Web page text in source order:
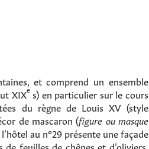
et comprend un ensemble
XIXes) en particulier sur le cours
du règne de Louis XV (style
de mascaron (figure ou masque
au n°29 présente une façade
feuilles de chênes et d’oliviers,